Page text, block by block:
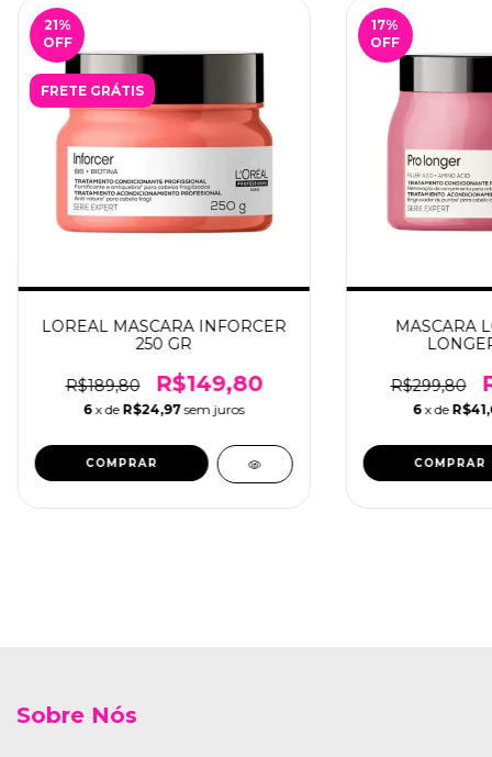
21%
OFF
FRETE GRÁTIS
LOREAL MASCARA INFORCER
250 GR
R$189,80 R$149,80
6 x de R$24,97 sem juros
17%
OFF
MASCARA
R$299,80
6 x de
Sobre Nós